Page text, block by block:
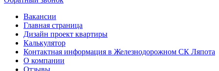
Вакансии
Главная страница
Дизайн проект квартиры
Калькулятор
Контактная информация в Железнодорожном СК Ляпота
О компании